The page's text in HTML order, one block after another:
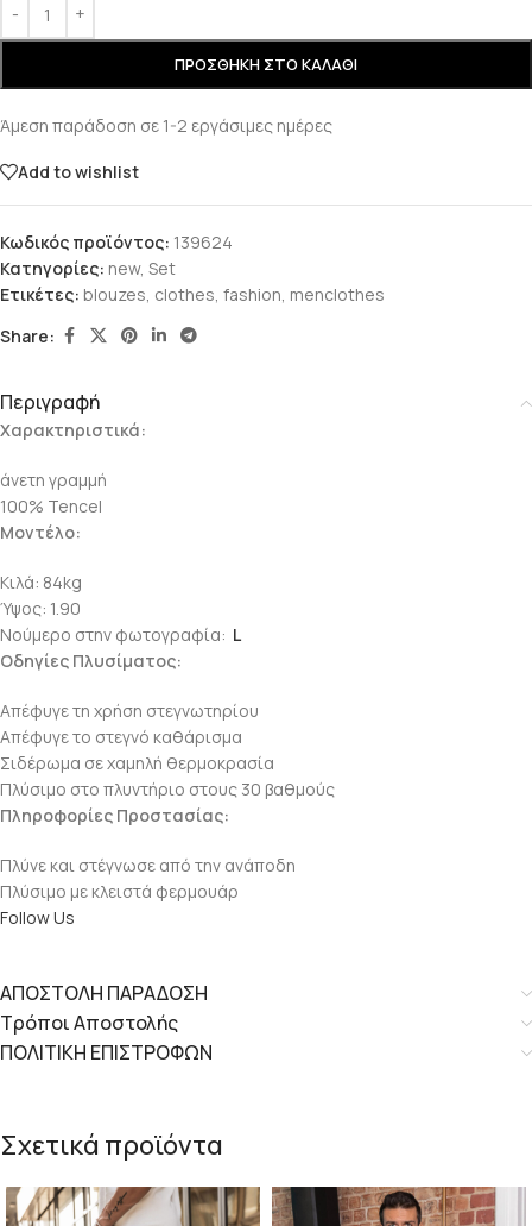
ΠΡΟΣΘΉΚΗ ΣΤΟ ΚΑΛΆΘΙ
Άμεση παράδοση σε 1-2 εργάσιμες ημέρες
Add to wishlist
Κωδικός προϊόντος: 139624
Κατηγορίες: new, Set
Ετικέτες: blouzes, clothes, fashion, menclothes
Share:
Περιγραφή
Χαρακτηριστικά:
άνετη γραμμή
100% Tencel
Μοντέλο:
Κιλά: 84kg
Ύψος: 1.90
Νούμερο στην φωτογραφία: L
Οδηγίες Πλυσίματος:
Απέφυγε τη χρήση στεγνωτηρίου
Απέφυγε το στεγνό καθάρισμα
Σιδέρωμα σε χαμηλή θερμοκρασία
Πλύσιμο στο πλυντήριο στους 30 βαθμούς
Πληροφορίες Προστασίας:
Πλύνε και στέγνωσε από την ανάποδη
Πλύσιμο με κλειστά φερμουάρ
Follow Us
ΑΠΟΣΤΟΛΗ ΠΑΡΑΔΟΣΗ
Τρόποι Αποστολής
ΠΟΛΙΤΙΚΗ ΕΠΙΣΤΡΟΦΩΝ
Σχετικά προϊόντα